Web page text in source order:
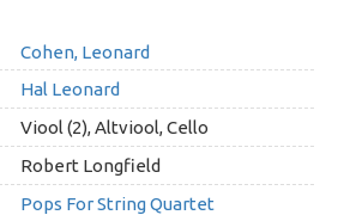
Cohen, Leonard
Hal Leonard
Viool (2), Altviool, Cello
Robert Longfield
Pops For String Quartet